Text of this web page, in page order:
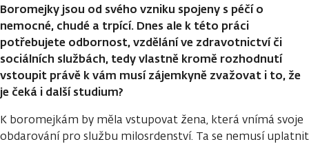
Boromejky jsou od svého vzniku spojeny s péčí o
nemocné, chudé a trpící. Dnes ale k této práci
potřebujete odbornost, vzdělání ve zdravotnictví či
sociálních službách, tedy vlastně kromě rozhodnutí
vstoupit právě k vám musí zájemkyně zvažovat i to, že
je čeká i další studium?
K boromejkám by měla vstupovat žena, která vnímá svoje
obdarování pro službu milosrdenství. Ta se nemusí uplatnit